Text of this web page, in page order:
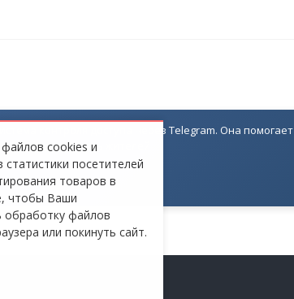
контроля доступа через Telegram. Она помогает
информировать жителей
cookies и
посетителей
товаров в
чтобы Ваши
обработку файлов
или покинуть сайт.